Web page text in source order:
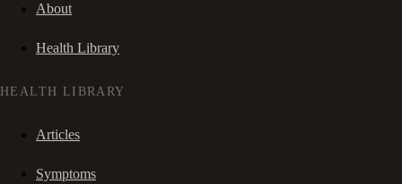
About
Health Library
HEALTH LIBRARY
Articles
Symptoms